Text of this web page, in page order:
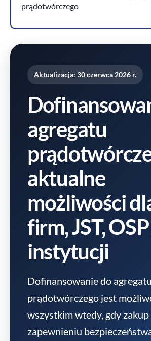
prądotwórczego
Aktualizacja: 30 czerwca 2026 r.
agregatu
aktualne
możliwości
firm, JST,
instytucji
Dofinansowanie do agregatu
prądotwórczego jest
wszystkim wtedy, gdy zakup
zapewnieniu